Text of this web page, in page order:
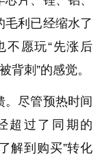
毛利已经缩水了
不愿玩“先涨后
背刺”的感觉。
。尽管预热时间
超过了同期的
解到购买”转化